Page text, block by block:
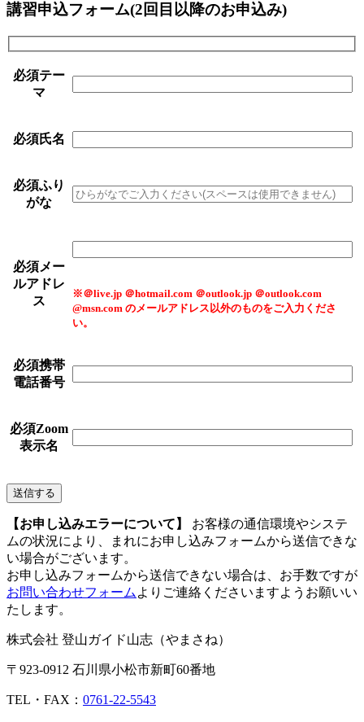
講習申込フォーム(2回目以降のお申込み)
必須テー
マ
必須氏名
必須ふり
がな
必須メー
ルアドレ
ス
※＠live.jp ＠hotmail.com ＠outlook.jp ＠outlook.com
@msn.com のメールアドレス以外のものをご入力くださ
い。
必須携帯
電話番号
必須Zoom
表示名
【お申し込みエラーについて】
お客様の通信環境やシステ
ムの状況により、まれにお申し込みフォームから送信できな
い場合がございます。
お申し込みフォームから送信できない場合は、お手数ですが
お問い合わせフォーム よりご連絡くださいますようお願いい
たします。
株式会社 登山ガイド山志（やまさね）
〒923-0912 石川県小松市新町60番地
TEL・FAX： 0761-22-5543